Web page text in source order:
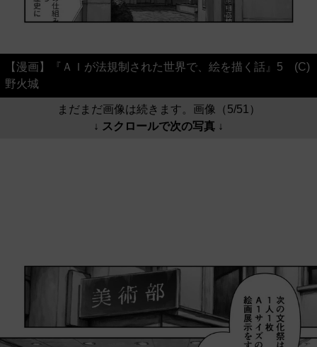
【漫画】『ＡＩが法規制された世界で、絵を描く話』5 (C)
野火城
まだまだ画像は続きます。画像（5/51）
↓ スクロールで次の写真 ↓